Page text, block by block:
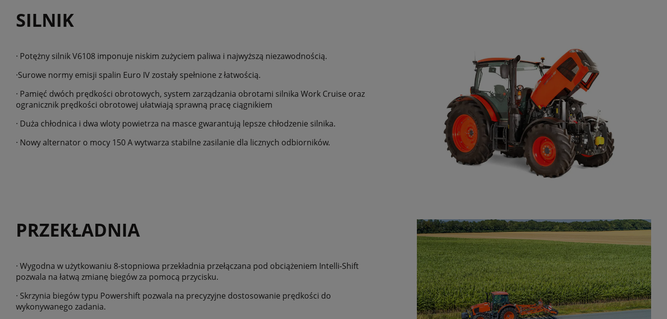
SILNIK
· Potężny silnik V6108 imponuje niskim zużyciem paliwa i najwyższą niezawodnością.
·Surowe normy emisji spalin Euro IV zostały spełnione z łatwością.
· Pamięć dwóch prędkości obrotowych, system zarządzania obrotami silnika Work Cruise oraz
ogranicznik prędkości obrotowej ułatwiają sprawną pracę ciągnikiem
· Duża chłodnica i dwa wloty powietrza na masce gwarantują lepsze chłodzenie silnika.
· Nowy alternator o mocy 150 A wytwarza stabilne zasilanie dla licznych odbiorników.
PRZEKŁADNIA
· Wygodna w użytkowaniu 8-stopniowa przekładnia przełączana pod obciążeniem Intelli-Shift
pozwala na łatwą zmianę biegów za pomocą przycisku.
· Skrzynia biegów typu Powershift pozwala na precyzyjne dostosowanie prędkości do
wykonywanego zadania.